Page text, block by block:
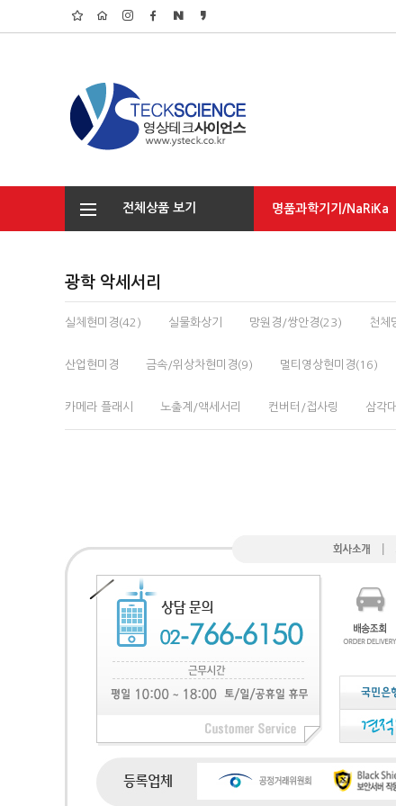
전체상품 보기 명품과학기기/NaRiKa
광학 악세서리
실체현미경(42) 실물화상기 망원경/쌍안경(23) 천체
산업현미경 금속/위상차현미경(9) 멀티영상현미경(16)
카메라 플래시 노출계/액세서리 컨버터/접사링 삼각대